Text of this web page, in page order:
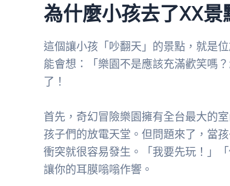
為什麼小孩去了XX景
這個讓小孩「吵翻天」的景點，就是
能會想：「樂園不是應該充滿歡笑嗎
了！
首先，奇幻冒險樂園擁有全台最大的
孩子們的放電天堂。但問題來了，當
衝突就很容易發生。「我要先玩！」
讓你的耳膜嗡嗡作響。